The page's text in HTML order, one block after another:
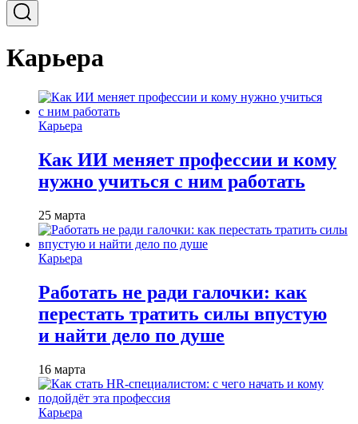
Карьера
Карьера
Как ИИ меняет профессии и кому
нужно учиться с ним работать
25 марта
Карьера
Работать не ради галочки: как
перестать тратить силы впустую
и найти дело по душе
16 марта
Карьера